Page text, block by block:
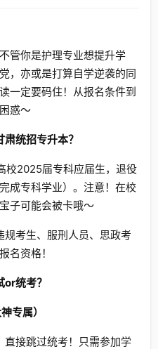
管你是护理专业想提升学
，亦或是打算自学逆袭的同
一定要码住！从报名条件到
惑～
统招专升本？
校2025届专科应届生，退役
成专科学业）。注意！在校
子可能会被卡哦～
规考生、服刑人员、思政考
名资格！
统考？
专属）
接跳过统考！只需参加学